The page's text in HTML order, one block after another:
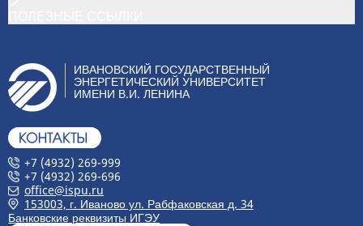
ИВАНОВСКИЙ ГОСУДАРСТВЕННЫЙ
ЭНЕРГЕТИЧЕСКИЙ УНИВЕРСИТЕТ
ИМЕНИ В.И. ЛЕНИНА
+7 (4932) 269-999
+7 (4932) 269-696
office@ispu.ru
153003, г. Иваново ул. Рабфаковская д. 34
Банковские реквизиты ИГЭУ